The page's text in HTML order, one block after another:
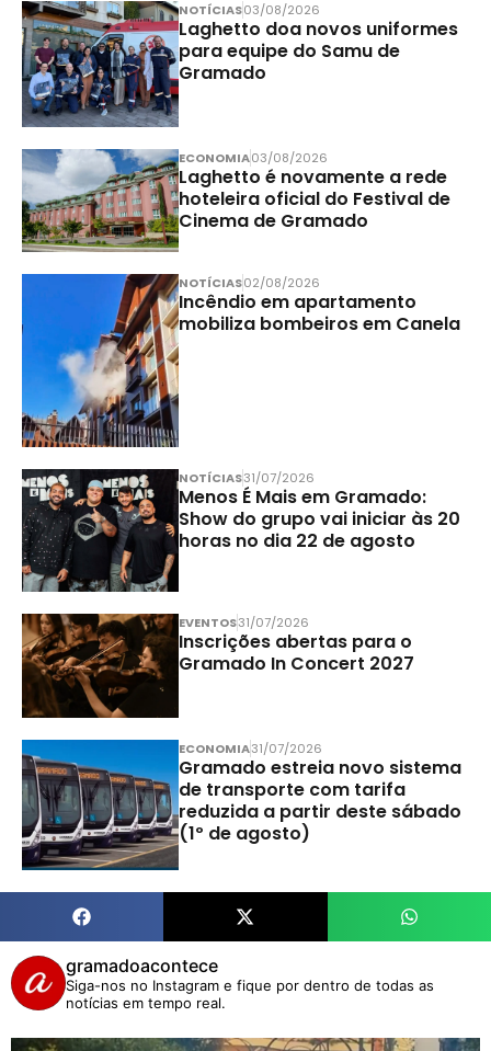
NOTÍCIAS03/08/2026
Laghetto doa novos uniformes
para equipe do Samu de
Gramado
ECONOMIA03/08/2026
Laghetto é novamente a rede
hoteleira oficial do Festival de
Cinema de Gramado
NOTÍCIAS02/08/2026
Incêndio em apartamento
mobiliza bombeiros em Canela
NOTÍCIAS31/07/2026
Menos É Mais em Gramado:
Show do grupo vai iniciar às 20
horas no dia 22 de agosto
EVENTOS31/07/2026
Inscrições abertas para o
Gramado In Concert 2027
ECONOMIA31/07/2026
Gramado estreia novo sistema
de transporte com tarifa
reduzida a partir deste sábado
(1º de agosto)
gramadoacontece
Siga-nos no Instagram e fique por dentro de todas as
notícias em tempo real.